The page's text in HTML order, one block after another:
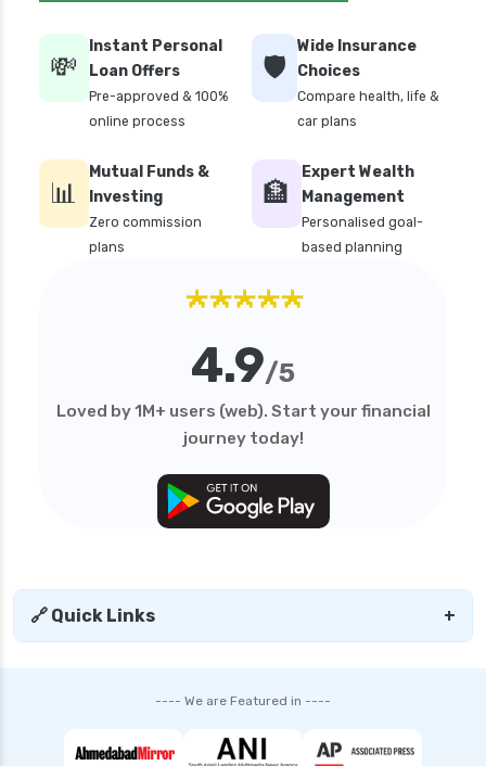
💸
Instant Personal
Loan Offers
Pre-approved & 100%
online process
🛡️
Wide Insurance
Choices
Compare health, life &
car plans
📊
Mutual Funds &
Investing
Zero commission
plans
🏦
Expert Wealth
Management
Personalised goal-
based planning
★★★★★
4.9/5
Loved by 1M+ users (web). Start your financial
journey today!
🔗 Quick Links +
---- We are Featured in ----